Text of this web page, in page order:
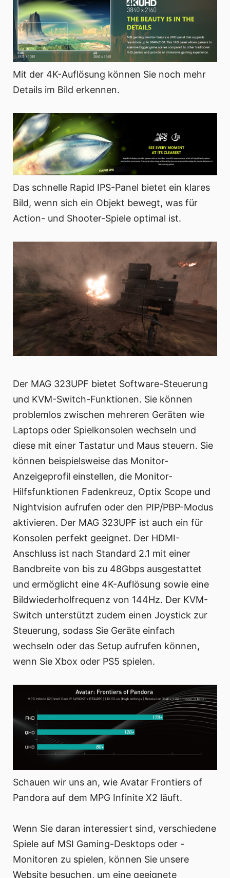
Mit der 4K-Auflösung können Sie noch mehr
Details im Bild erkennen.
Das schnelle Rapid IPS-Panel bietet ein klares
Bild, wenn sich ein Objekt bewegt, was für
Action- und Shooter-Spiele optimal ist.
Der MAG 323UPF bietet Software-Steuerung
und KVM-Switch-Funktionen. Sie können
problemlos zwischen mehreren Geräten wie
Laptops oder Spielkonsolen wechseln und
diese mit einer Tastatur und Maus steuern. Sie
können beispielsweise das Monitor-
Anzeigeprofil einstellen, die Monitor-
Hilfsfunktionen Fadenkreuz, Optix Scope und
Nightvision aufrufen oder den PIP/PBP-Modus
aktivieren. Der MAG 323UPF ist auch ein für
Konsolen perfekt geeignet. Der HDMI-
Anschluss ist nach Standard 2.1 mit einer
Bandbreite von bis zu 48Gbps ausgestattet
und ermöglicht eine 4K-Auflösung sowie eine
Bildwiederholfrequenz von 144Hz. Der KVM-
Switch unterstützt zudem einen Joystick zur
Steuerung, sodass Sie Geräte einfach
wechseln oder das Setup aufrufen können,
wenn Sie Xbox oder PS5 spielen.
Schauen wir uns an, wie Avatar Frontiers of
Pandora auf dem MPG Infinite X2 läuft.
Wenn Sie daran interessiert sind, verschiedene
Spiele auf MSI Gaming-Desktops oder -
Monitoren zu spielen, können Sie unsere
Website besuchen, um eine geeignete